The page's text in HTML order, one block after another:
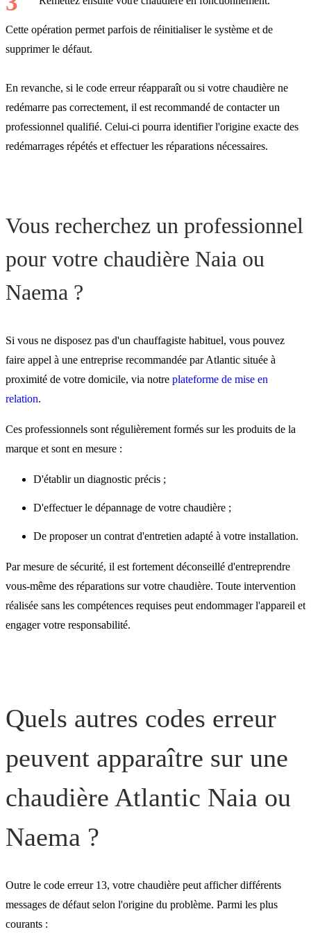
Cette opération permet parfois de réinitialiser le système et de
supprimer le défaut.
En revanche, si le code erreur réapparaît ou si votre chaudière ne
redémarre pas correctement, il est recommandé de contacter un
professionnel qualifié. Celui-ci pourra identifier l'origine exacte des
redémarrages répétés et effectuer les réparations nécessaires.
Vous recherchez un professionnel
pour votre chaudière Naia ou
Naema ?
Si vous ne disposez pas d'un chauffagiste habituel, vous pouvez
faire appel à une entreprise recommandée par Atlantic située à
proximité de votre domicile, via notre plateforme de mise en
relation.
Ces professionnels sont régulièrement formés sur les produits de la
marque et sont en mesure :
D'établir un diagnostic précis ;
D'effectuer le dépannage de votre chaudière ;
De proposer un contrat d'entretien adapté à votre installation.
Par mesure de sécurité, il est fortement déconseillé d'entreprendre
vous-même des réparations sur votre chaudière. Toute intervention
réalisée sans les compétences requises peut endommager l'appareil et
engager votre responsabilité.
Quels autres codes erreur
peuvent apparaître sur une
chaudière Atlantic Naia ou
Naema ?
Outre le code erreur 13, votre chaudière peut afficher différents
messages de défaut selon l'origine du problème. Parmi les plus
courants :